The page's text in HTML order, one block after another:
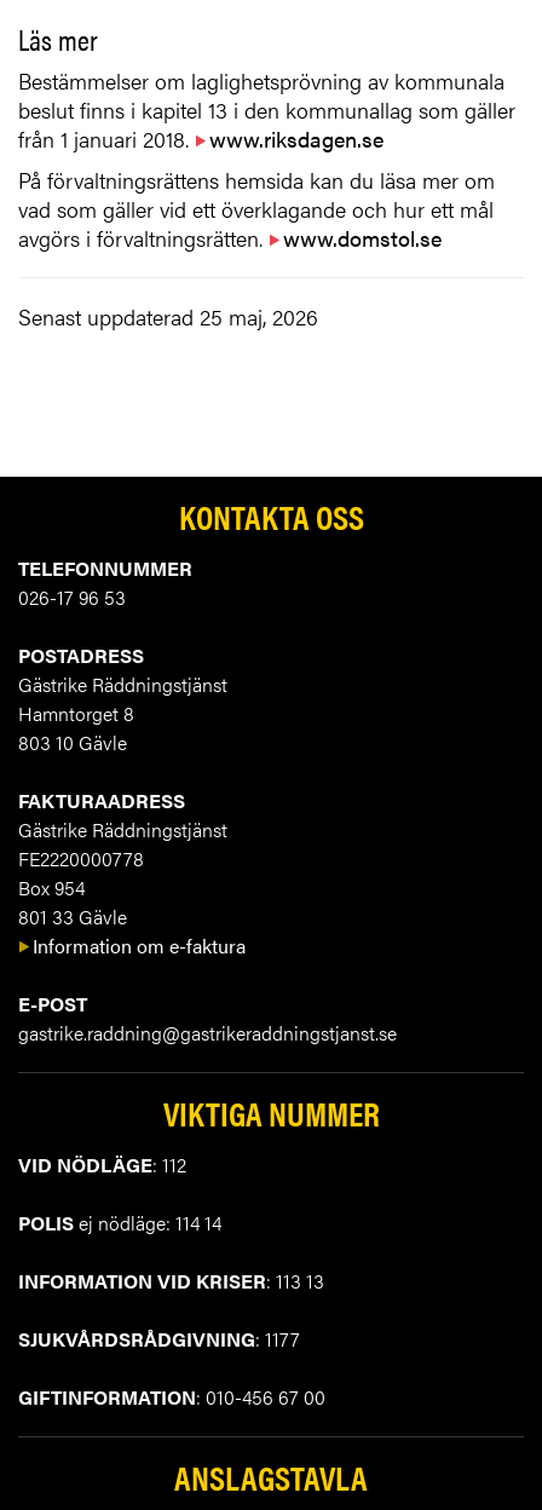
Läs mer
Bestämmelser om laglighetsprövning av kommunala
beslut finns i kapitel 13 i den kommunallag som gäller
från 1 januari 2018.
www.riksdagen.se
På förvaltningsrättens hemsida kan du läsa mer om
vad som gäller vid ett överklagande och hur ett mål
avgörs i förvaltningsrätten.
www.domstol.se
Senast uppdaterad 25 maj, 2026
KONTAKTA OSS
TELEFONNUMMER
026-17 96 53
POSTADRESS
Gästrike Räddningstjänst
Hamntorget 8
803 10 Gävle
FAKTURAADRESS
Gästrike Räddningstjänst
FE2220000778
Box 954
801 33 Gävle
Information om e-faktura
E-POST
gastrike.raddning@gastrikeraddningstjanst.se
VIKTIGA NUMMER
VID NÖDLÄGE: 112
POLISej nödläge: 114 14
INFORMATION VID KRISER: 113 13
SJUKVÅRDSRÅDGIVNING: 1177
GIFTINFORMATION: 010-456 67 00
ANSLAGSTAVLA